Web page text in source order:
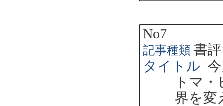
No7
記事種類 書評
タイトル
トマ
界を